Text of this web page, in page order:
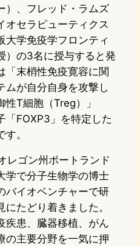
）、フレッド・ラムズ
オセラピューティクス
大学免疫学フロンティ
）の3名に授与すると発
「末梢性免疫寛容に関
ムが自分自身を攻撃し
T細胞（Treg）」
「FOXP3」を特定した
。
レゴン州ポートランド
学で分子生物学の博士
バイオベンチャーで研
たどり着きました。
疾患、臓器移植、がん
の主要分野を一気に押